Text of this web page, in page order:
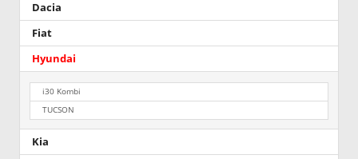
Dacia
Fiat
Hyundai
i30 Kombi
TUCSON
Kia